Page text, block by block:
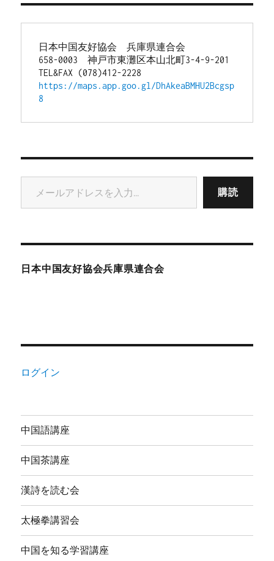
日本中国友好協会　兵庫県連合会
658-0003　神戸市東灘区本山北町3-4-9-201
TEL&FAX (078)412-2228
https://maps.app.goo.gl/DhAkeaBMHU2Bcgsp
8
メールアドレスを入力...
購読
日本中国友好協会兵庫県連合会
ログイン
中国語講座
中国茶講座
漢詩を読む会
太極拳講習会
中国を知る学習講座